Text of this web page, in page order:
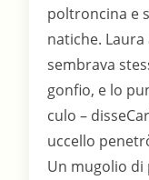
poltroncina e
natiche.
sembrava
gonfio, e lo
culo –
uccello
Un mugolio di